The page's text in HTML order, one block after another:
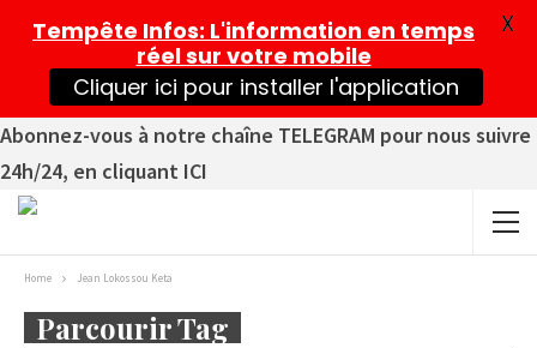
Abonnez-vous à notre chaîne TELEGRAM pour nous suivre
24h/24, en cliquant ICI
Home Jean Lokossou Keta
Parcourir Tag
Tempête Infos: L'information en temps
réel sur votre mobile
Cliquer ici pour installer l'application
X